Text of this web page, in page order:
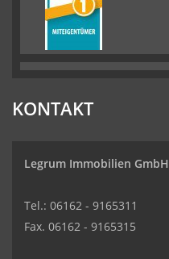
KONTAKT
Legrum Immobilien GmbH
Tel.: 06162 - 9165311
Fax. 06162 - 9165315